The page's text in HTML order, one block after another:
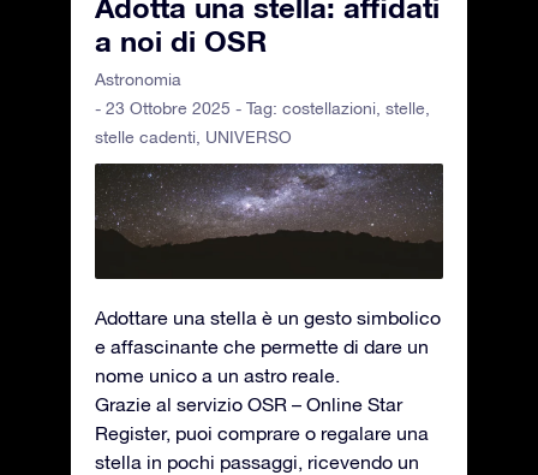
Adotta una stella: affidati
a noi di OSR
Astronomia
- 23 Ottobre 2025 - Tag: costellazioni, stelle,
stelle cadenti, UNIVERSO
Adottare una stella è un gesto simbolico
e affascinante che permette di dare un
nome unico a un astro reale.
Grazie al servizio OSR – Online Star
Register, puoi comprare o regalare una
stella in pochi passaggi, ricevendo un